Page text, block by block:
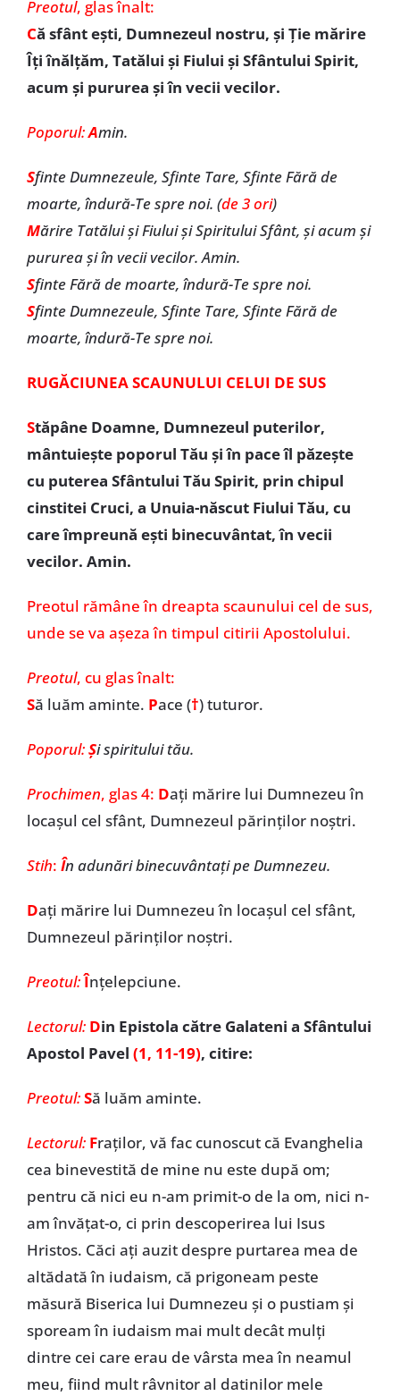
Preotul, glas înalt:
Că sfânt eşti, Dumnezeul nostru, şi Ţie mărire
Îţi înălţăm, Tatălui şi Fiului şi Sfântului Spirit,
acum şi pururea și în vecii vecilor.
Poporul:Amin.
Sfinte Dumnezeule, Sfinte Tare, Sfinte Fără de
moarte, îndură-Te spre noi. (de 3 ori)
Mărire Tatălui şi Fiului şi Spiritului Sfânt, şi acum şi
pururea şi în vecii vecilor. Amin.
Sfinte Fără de moarte, îndură-Te spre noi.
Sfinte Dumnezeule, Sfinte Tare, Sfinte Fără de
moarte, îndură-Te spre noi.
RUGĂCIUNEA SCAUNULUI CELUI DE SUS
Stăpâne Doamne, Dumnezeul puterilor,
mântuiește poporul Tău și în pace îl păzește
cu puterea Sfântului Tău Spirit, prin chipul
cinstitei Cruci, a Unuia-născut Fiului Tău, cu
care împreună ești binecuvântat, în vecii
vecilor. Amin.
Preotul rămâne în dreapta scaunului cel de sus,
unde se va așeza în timpul citirii Apostolului.
Preotul, cu glas înalt:
Să luăm aminte. Pace (†)tuturor.
Poporul:Şi spiritului tău.
Prochimen, glas 4: Dați mărire lui Dumnezeu în
locașul cel sfânt, Dumnezeul părinților noștri.
Stih: În adunări binecuvântați pe Dumnezeu.
Dați mărire lui Dumnezeu în locașul cel sfânt,
Dumnezeul părinților noștri.
Preotul:Înţelepciune.
Lectorul: Din Epistola către Galateni a Sfântului
Apostol Pavel (1, 11-19), citire:
Preotul:Să luăm aminte.
Lectorul: Fraților, vă fac cunoscut că Evanghelia
cea binevestită de mine nu este după om;
pentru că nici eu n-am primit-o de la om, nici n-
am învățat-o, ci prin descoperirea lui Isus
Hristos. Căci ați auzit despre purtarea mea de
altădată în iudaism, că prigoneam peste
măsură Biserica lui Dumnezeu și o pustiam și
spoream în iudaism mai mult decât mulți
dintre cei care erau de vârsta mea în neamul
meu, fiind mult râvnitor al datinilor mele